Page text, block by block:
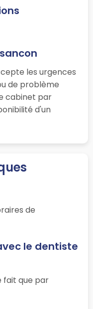
les urgences
de problème
cabinet par
d'un
de
le dentiste
fait que par